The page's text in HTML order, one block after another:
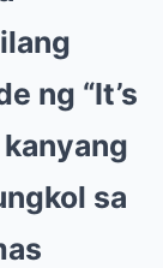
ng “It’s
sa